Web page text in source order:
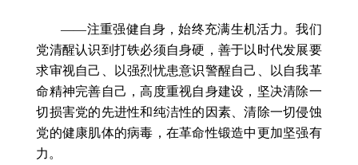
——注重强健自身，始终充满生机活力。我们
党清醒认识到打铁必须自身硬，善于以时代发展要
求审视自己、以强烈忧患意识警醒自己、以自我革
命精神完善自己，高度重视自身建设，坚决清除一
切损害党的先进性和纯洁性的因素、清除一切侵蚀
党的健康肌体的病毒，在革命性锻造中更加坚强有
力。